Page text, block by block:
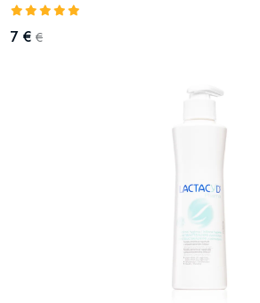
7 € €